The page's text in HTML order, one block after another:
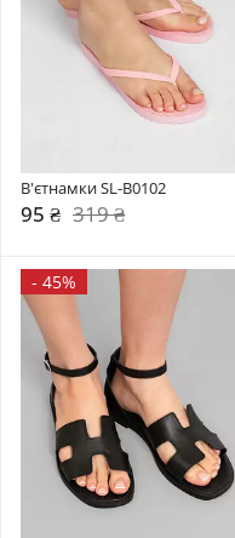
В'єтнамки SL-B0102
95 ₴ 319 ₴
- 45%